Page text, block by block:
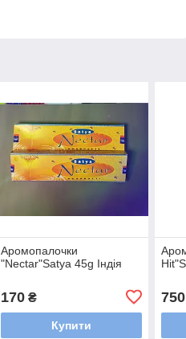
Аромопалочки
"Nectar"Satya 45g Індія
170₴
Купити
750